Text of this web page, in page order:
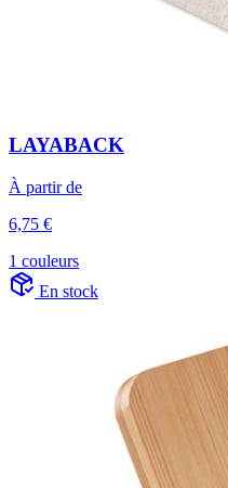
LAYABACK
À partir de
6,75 €
1 couleurs
En stock